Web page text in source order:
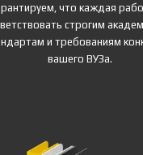
что каждая
строгим
и требованиям
вашего ВУЗа.